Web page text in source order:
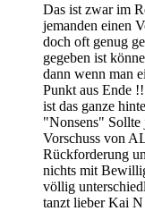
Das ist zwar im
jemanden einen
doch oft genug
gegeben ist
dann wenn man
Punkt aus Ende
ist das ganze
"Nonsens" Sollte
Vorschuss von
Rückforderung
nichts mit
völlig
tanzt lieber Kai